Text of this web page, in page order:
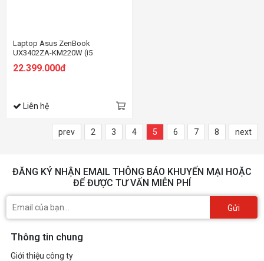
Laptop Asus ZenBook
UX3402ZA-KM220W (i5
Oled/Win11/Cáp/Túi/Bạc)
22.399.000đ
Liên hệ
prev 2 3 4 5 6 7 8 next
ĐĂNG KÝ NHẬN EMAIL THÔNG BÁO KHUYẾN MẠI HOẶC
ĐỂ ĐƯỢC TƯ VẤN MIỄN PHÍ
Gửi
Thông tin chung
Giới thiệu công ty